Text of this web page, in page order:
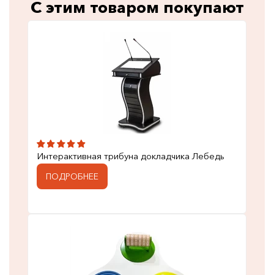
С этим товаром покупают
Интерактивная трибуна докладчика Лебедь
ПОДРОБНЕЕ